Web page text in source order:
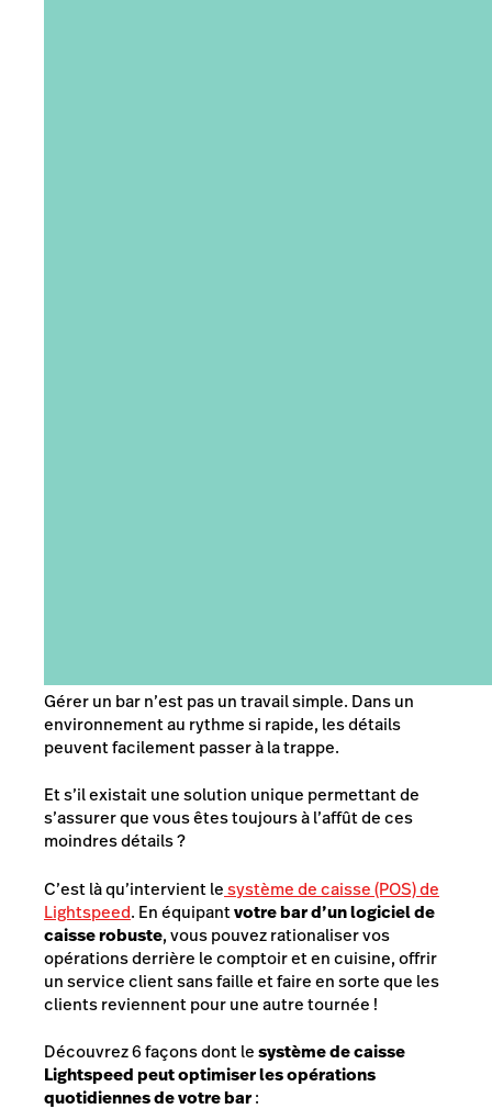
Gérer un bar n’est pas un travail simple. Dans un
environnement au rythme si rapide, les détails
peuvent facilement passer à la trappe.
Et s’il existait une solution unique permettant de
s’assurer que vous êtes toujours à l’affût de ces
moindres détails ?
C’est là qu’intervient lesystème de caisse (POS) de
Lightspeed. En équipantvotre bar d’un logiciel de
caisse robuste, vous pouvez rationaliser vos
opérations derrière le comptoir et en cuisine, offrir
un service client sans faille et faire en sorte que les
clients reviennent pour une autre tournée !
Découvrez 6 façons dont lesystème de caisse
Lightspeed peut optimiser les opérations
quotidiennes de votre bar: